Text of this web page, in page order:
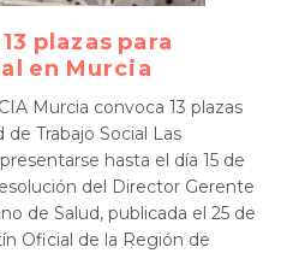
plazas para
en Murcia
Murcia convoca 13 plazas
de Trabajo Social Las
hasta el día 15 de
del Director Gerente
de Salud, publicada el 25 de
Oficial de la Región de